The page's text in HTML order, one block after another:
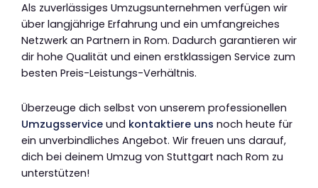
Als zuverlässiges Umzugsunternehmen verfügen wir
über langjährige Erfahrung und ein umfangreiches
Netzwerk an Partnern in Rom. Dadurch garantieren wir
dir hohe Qualität und einen erstklassigen Service zum
besten Preis-Leistungs-Verhältnis.
Überzeuge dich selbst von unserem professionellen
Umzugsservice und kontaktiere uns noch heute für
ein unverbindliches Angebot. Wir freuen uns darauf,
dich bei deinem Umzug von Stuttgart nach Rom zu
unterstützen!